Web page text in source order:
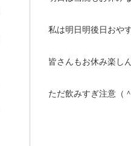
私は明日明後日おや
皆さんもお休み楽し
ただ飲みすぎ注意（